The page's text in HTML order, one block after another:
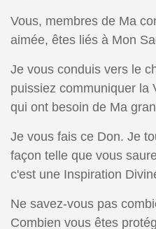
Vous, membres de Ma
aimée, êtes liés à Mon
Je vous conduis vers le
puissiez communiquer la
qui ont besoin de Ma
Je vous fais ce Don. Je
façon telle que vous
c'est une Inspiration
Ne savez-vous pas
Combien vous êtes